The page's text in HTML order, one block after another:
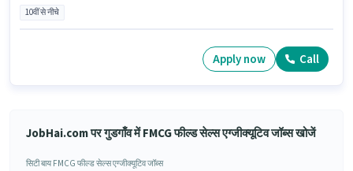
10वीं से नीचे
Apply now Call
JobHai.com पर गुडगाँव में FMCG फील्ड सेल्स एग्जीक्यूटिव जॉब्स खोजें
सिटी बाय FMCG फील्ड सेल्स एग्जीक्यूटिव जॉब्स